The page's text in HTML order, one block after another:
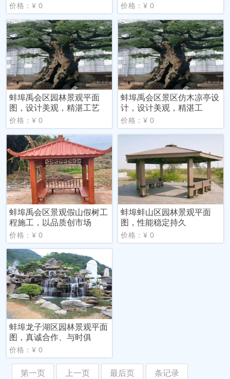
价格：¥ 0 价格：¥ 0
蚌埠禹会区园林景观平面
图，设计美观，精湛工艺
价格：¥ 0
蚌埠禹会区景区仿木凉亭设
计，设计美观，精湛工
价格：¥ 0
蚌埠禹会区景观假山假树工
程施工，以品质创市场
价格：¥ 0
蚌埠蚌山区园林景观平面
图，性能稳定持久
价格：¥ 0
蚌埠龙子湖区园林景观平面
图，真诚合作、与时俱
价格：¥ 0
第一页 上一页 最后页 条记录